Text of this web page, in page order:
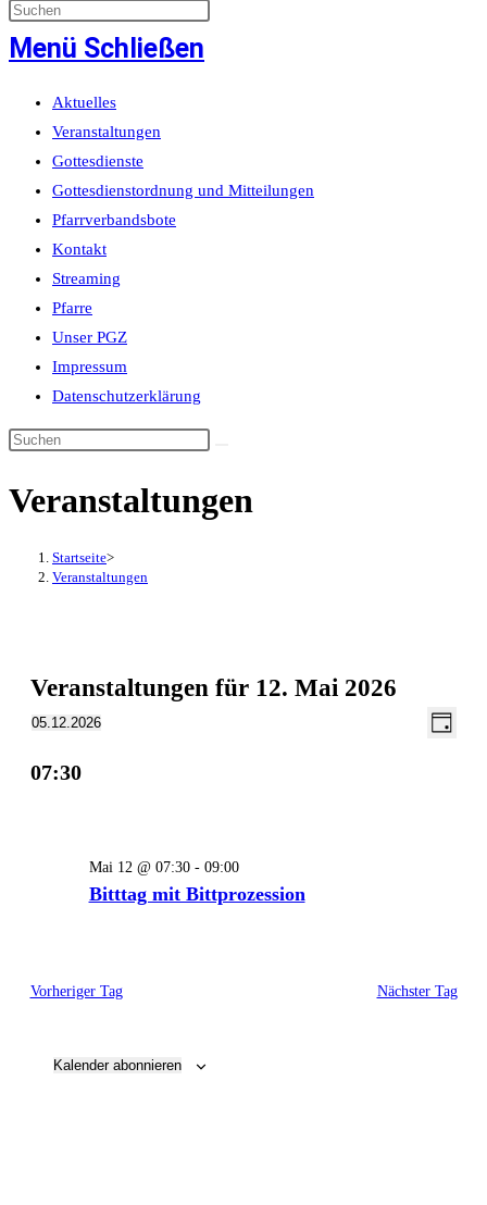
Menü Schließen
Aktuelles
Veranstaltungen
Gottesdienste
Gottesdienstordnung und Mitteilungen
Pfarrverbandsbote
Kontakt
Streaming
Pfarre
Unser PGZ
Impressum
Datenschutzerklärung
Veranstaltungen
Startseite>
Veranstaltungen
Veranstaltungen für 12. Mai 2026
Tag
05.12.2026
wählen.
07:30
Bitttag mit Bittprozession
Mai 12 @ 07:30- 09:00
Vorheriger Tag Nächster Tag
Kalender abonnieren